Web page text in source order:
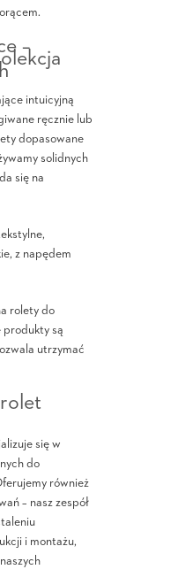
–
intuicyjną
ręcznie lub
dopasowane
solidnych
się na
z napędem
rolety do
produkty są
utrzymać
się w
do
również
– nasz zespół
i montażu,